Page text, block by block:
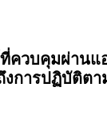
ควบคุมผ่าน
งการปฏิบัติต